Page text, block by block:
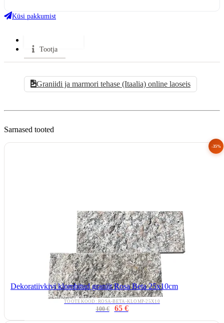
Materjal:
Küsi pakkumist
Tootja
Graniidi ja marmori tehase (Itaalia) online laoseis
Sarnased tooted
-35%
Dekoratiivkivi klombitud graniit Rosa Beta 25x10cm
TOOTEKOOD: ROSA-BETA-KLOMP-25X10
100 € 65 €